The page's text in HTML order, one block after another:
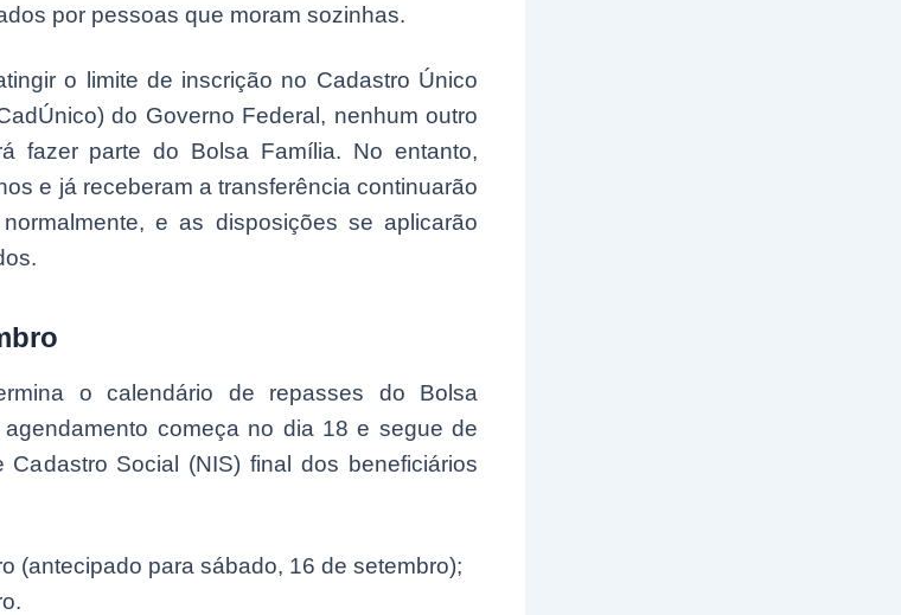
por pessoas que moram sozinhas.
o limite de inscrição no Cadastro Único
do Governo Federal, nenhum outro
fazer parte do Bolsa Família. No entanto,
e já receberam a transferência continuarão
e as disposições se aplicarão
o calendário de repasses do Bolsa
começa no dia 18 e segue de
Social (NIS) final dos beneficiários
(antecipado para sábado, 16 de setembro);